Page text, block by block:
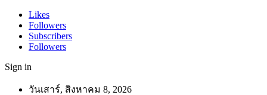
Likes
Followers
Subscribers
Followers
Sign in
วันเสาร์, สิงหาคม 8, 2026